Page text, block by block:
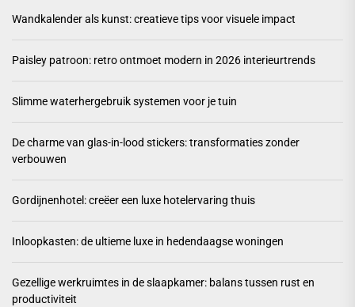
Wandkalender als kunst: creatieve tips voor visuele impact
Paisley patroon: retro ontmoet modern in 2026 interieurtrends
Slimme waterhergebruik systemen voor je tuin
De charme van glas-in-lood stickers: transformaties zonder
verbouwen
Gordijnenhotel: creëer een luxe hotelervaring thuis
Inloopkasten: de ultieme luxe in hedendaagse woningen
Gezellige werkruimtes in de slaapkamer: balans tussen rust en
productiviteit